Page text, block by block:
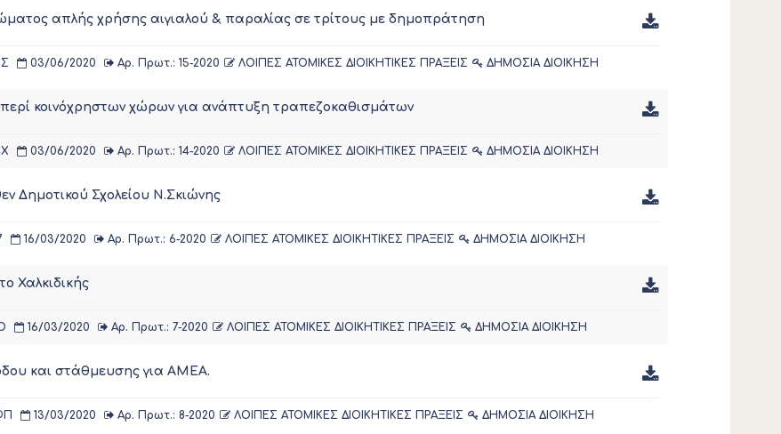
απλής χρήσης αιγιαλού & παραλίας σε τρίτους με δημοπράτηση
03/06/2020 Αρ. Πρωτ.: 15-2020 ΛΟΙΠΕΣ ΑΤΟΜΙΚΕΣ ΔΙΟΙΚΗΤΙΚΕΣ ΠΡΑΞΕΙΣ ΔΗΜΟΣΙΑ ΔΙΟΙΚΗΣΗ
κοινόχρηστων χώρων για ανάπτυξη τραπεζοκαθισμάτων
03/06/2020 Αρ. Πρωτ.: 14-2020 ΛΟΙΠΕΣ ΑΤΟΜΙΚΕΣ ΔΙΟΙΚΗΤΙΚΕΣ ΠΡΑΞΕΙΣ ΔΗΜΟΣΙΑ ΔΙΟΙΚΗΣΗ
Δημοτικού Σχολείου Ν.Σκιώνης
16/03/2020 Αρ. Πρωτ.: 6-2020 ΛΟΙΠΕΣ ΑΤΟΜΙΚΕΣ ΔΙΟΙΚΗΤΙΚΕΣ ΠΡΑΞΕΙΣ ΔΗΜΟΣΙΑ ΔΙΟΙΚΗΣΗ
Χαλκιδικής
16/03/2020 Αρ. Πρωτ.: 7-2020 ΛΟΙΠΕΣ ΑΤΟΜΙΚΕΣ ΔΙΟΙΚΗΤΙΚΕΣ ΠΡΑΞΕΙΣ ΔΗΜΟΣΙΑ ΔΙΟΙΚΗΣΗ
και στάθμευσης για ΑΜΕΑ.
13/03/2020 Αρ. Πρωτ.: 8-2020 ΛΟΙΠΕΣ ΑΤΟΜΙΚΕΣ ΔΙΟΙΚΗΤΙΚΕΣ ΠΡΑΞΕΙΣ ΔΗΜΟΣΙΑ ΔΙΟΙΚΗΣΗ